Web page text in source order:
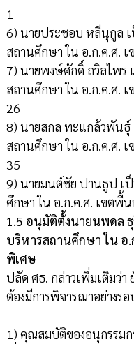
1
6) นายประชอบ หลีนุกูล
สถานศึกษา ใน อ.ก.ค.ศ.
7) นายพงษ์ศักดิ์ ถวิลไพร
สถานศึกษา ใน อ.ก.ค.ศ.
26
8) นายสกล ทะแกล้วพัน
สถานศึกษา ใน อ.ก.ค.ศ.
35
9) นายมนต์ชัย ปานธูป เ
ศึกษา ใน อ.ก.ค.ศ. เขตพื้
1.5 อนุมัติตั้งนายนพดล
บริหารสถานศึกษา ใน อ
พิเศษ
ปลัด ศธ. กล่าวเพิ่มเติมว่า
ต้องมีการพิจารณาอย่างรอ
1) คุณสมบัติของอนุกรรม